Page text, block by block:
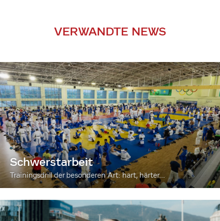
VERWANDTE NEWS
Schwerstarbeit
Trainingsdrill der besonderen Art: hart, härter...